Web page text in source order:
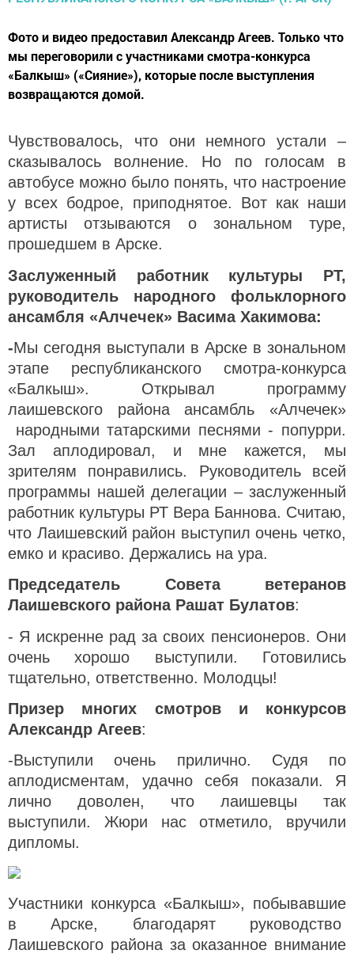
Фото и видео предоставил Александр Агеев. Только что
мы переговорили с участниками смотра-конкурса
«Балкыш» («Сияние»), которые после выступления
возвращаются домой.
Чувствовалось, что они немного устали –
сказывалось волнение. Но по голосам в
автобусе можно было понять, что настроение
у всех бодрое, приподнятое. Вот как наши
артисты отзываются о зональном туре,
прошедшем в Арске.
Заслуженный работник культуры РТ,
руководитель народного фольклорного
ансамбля «Алчечек» Васима Хакимова:
-Мы сегодня выступали в Арске в зональном
этапе республиканского смотра-конкурса
«Балкыш». Открывал программу
лаишевского района ансамбль «Алчечек»
народными татарскими песнями - попурри.
Зал аплодировал, и мне кажется, мы
зрителям понравились. Руководитель всей
программы нашей делегации – заслуженный
работник культуры РТ Вера Баннова. Считаю,
что Лаишевский район выступил очень четко,
емко и красиво. Держались на ура.
Председатель Совета ветеранов
Лаишевского района Рашат Булатов:
- Я искренне рад за своих пенсионеров. Они
очень хорошо выступили. Готовились
тщательно, ответственно. Молодцы!
Призер многих смотров и конкурсов
Александр Агеев:
-Выступили очень прилично. Судя по
аплодисментам, удачно себя показали. Я
лично доволен, что лаишевцы так
выступили. Жюри нас отметило, вручили
дипломы.
Участники конкурса «Балкыш», побывавшие
в Арске, благодарят руководство
Лаишевского района за оказанное внимание